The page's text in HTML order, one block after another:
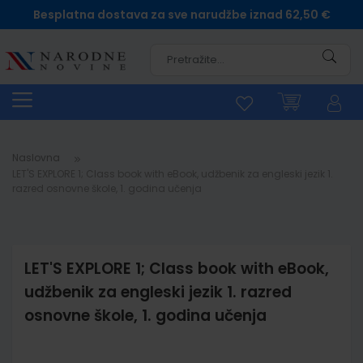
Besplatna dostava za sve narudžbe iznad 62,50 €
Naslovna
LET'S EXPLORE 1; Class book with eBook,
udžbenik za engleski jezik 1. razred
osnovne škole, 1. godina učenja